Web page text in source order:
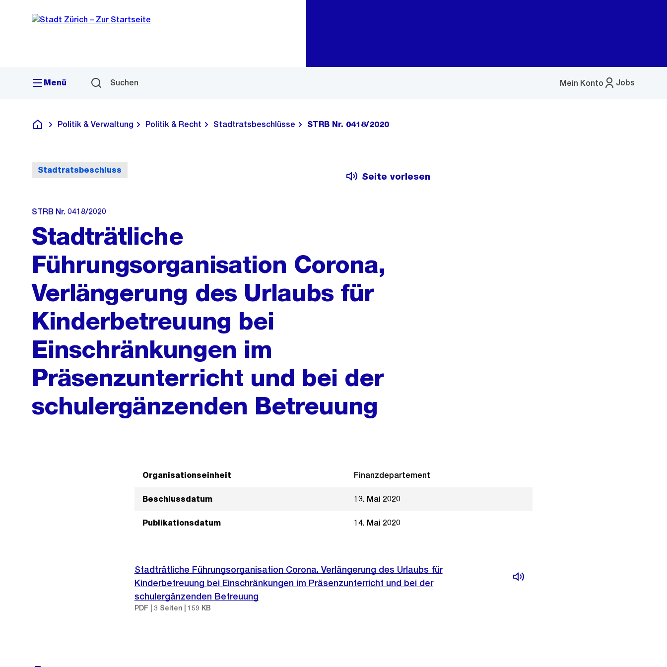
Navigation
Sprunglink
Menü Suchen Jobs
Mein Konto
Menü
Deutsch
Politik & Verwaltung Politik & Recht Stadtratsbeschlüsse STRB Nr. 0418/2020
Stadtratsbeschluss
Seite vorlesen
STRB Nr. 0418/2020
Stadträtliche
Führungsorganisation Corona,
Verlängerung des Urlaubs für
Kinderbetreuung bei
Einschränkungen im
Präsenzunterricht und bei der
schulergänzenden Betreuung
Organisationseinheit Finanzdepartement
Beschlussdatum 13. Mai 2020
Publikationsdatum 14. Mai 2020
Stadträtliche Führungsorganisation Corona, Verlängerung des Urlaubs für
Kinderbetreuung bei Einschränkungen im Präsenzunterricht und bei der
schulergänzenden Betreuung
PDF | 3 Seiten | 159 KB